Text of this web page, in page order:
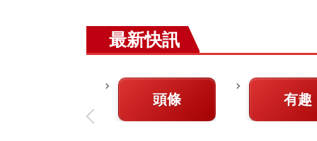
最新快訊
頭條 有趣